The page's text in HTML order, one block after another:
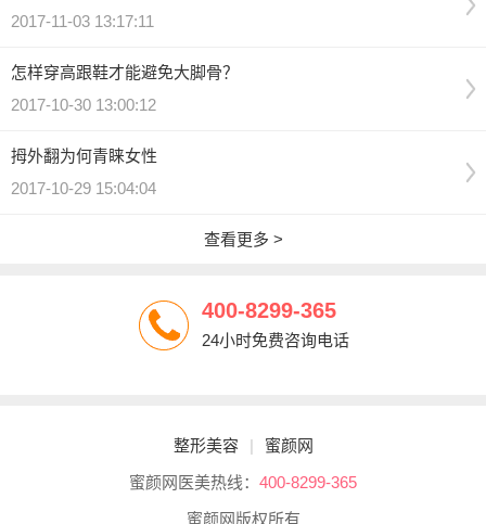
2017-11-03 13:17:11
怎样穿高跟鞋才能避免大脚骨？
2017-10-30 13:00:12
拇外翻为何青睐女性
2017-10-29 15:04:04
查看更多 >
400-8299-365
24小时免费咨询电话
整形美容 |
蜜颜网
蜜颜网医美热线： 400-8299-365
蜜颜网版权所有